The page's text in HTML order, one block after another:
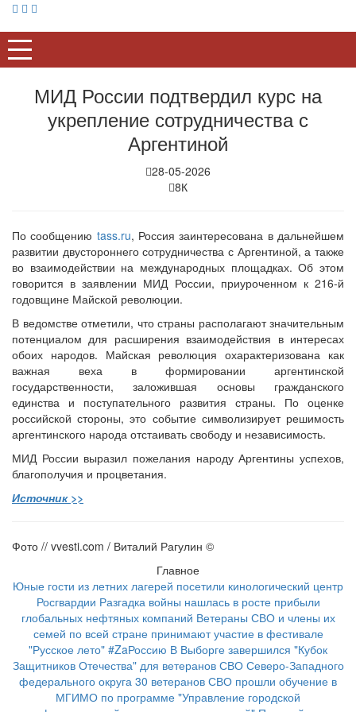
МИД России подтвердил курс на
укрепление сотрудничества с
Аргентиной
28-05-2026
8К
По сообщению tass.ru, Россия заинтересована в дальнейшем
развитии двустороннего сотрудничества с Аргентиной, а также
во взаимодействии на международных площадках. Об этом
говорится в заявлении МИД России, приуроченном к 216-й
годовщине Майской революции.
В ведомстве отметили, что страны располагают значительным
потенциалом для расширения взаимодействия в интересах
обоих народов. Майская революция охарактеризована как
важная веха в формировании аргентинской
государственности, заложившая основы гражданского
единства и поступательного развития страны. По оценке
российской стороны, это событие символизирует решимость
аргентинского народа отстаивать свободу и независимость.
МИД России выразил пожелания народу Аргентины успехов,
благополучия и процветания.
Источник >>
Фото // vvesti.com / Виталий Рагулин ©
Главное
Юные гости из летних лагерей посетили кинологический центр
Росгвардии Разгадка войны нашлась в росте прибыли
глобальных нефтяных компаний Ветераны СВО и члены их
семей по всей стране принимают участие в фестивале
"Русское лето" #ZaРоссию В Выборге завершился "Кубок
Защитников Отечества" для ветеранов СВО Северо-Западного
федерального округа 30 ветеранов СВО прошли обучение в
МГИМО по программе "Управление городской